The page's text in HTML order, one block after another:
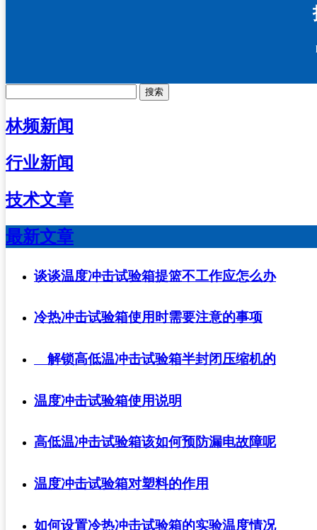
搜索
林频新闻
行业新闻
技术文章
最新文章
谈谈温度冲击试验箱提篮不工作应怎么办
冷热冲击试验箱使用时需要注意的事项
解锁高低温冲击试验箱半封闭压缩机的
温度冲击试验箱使用说明
高低温冲击试验箱该如何预防漏电故障呢
温度冲击试验箱对塑料的作用
如何设置冷热冲击试验箱的实验温度情况